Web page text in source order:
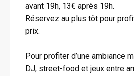
avant 19h, 13€ après 19h.
Réservez au plus tôt pour
prix.
Pour profiter d’une ambiance
DJ, street-food et jeux entre